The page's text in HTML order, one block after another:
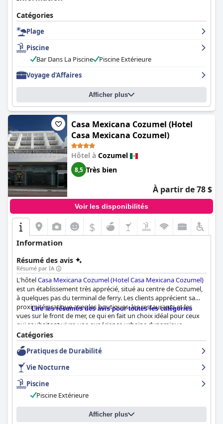
Catégories
Plage
Piscine
Bar Dans La Piscine
Piscine Extérieure
Voyage d'Affaires
Afficher plus
Casa Mexicana Cozumel (Hotel
Casa Mexicana Cozumel)
Hôtel à Cozumel
8,5 Très bien
À partir de 78 $
Voir les disponibilités
$
Information
Résumé des avis
Résumé par IA
L'hôtelCasa Mexicana Cozumel (Hotel Casa Mexicana Cozumel)
est un établissement très apprécié, situé au centre de Cozumel,
à quelques pas du terminal de ferry. Les clients apprécient sa
proximité pratique avec les boutiques, les restaurants et les
vues sur le front de mer, ce qui en fait un choix idéal pour ceux
qui souhaitent vivre une expérience urbaine dynamique
combinée à des vues relaxantes sur l'eau. Pour les plongeurs, la
facilité d'accès à pied aux boutiques de plongée ou les courtes
courses en taxi ajoutent à son attrait.
L'hôtel propose des chambres propres, fonctionnelles et
spacieuses, équipées de lits confortables, certaines offrant une
terrasse-balcon avec vue sur la mer ou la promenade. Malgré
quelques mentions mineures d'éléments un peu désuets et de
quelques oublis occasionnels, comme des tasses usagées non
enlevées, l'état général des chambres et les équipements
Lire les résumés des avis pour toutes les catégories
Catégories
Pratiques de Durabilité
Vie Nocturne
Piscine
Piscine Extérieure
Afficher plus